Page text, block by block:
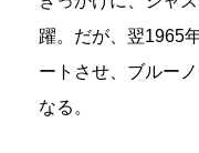
躍。だが、翌1965
ートさせ、ブルー
なる。